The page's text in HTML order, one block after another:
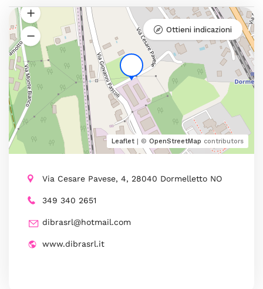
Leaflet | © OpenStreetMap contributors
Ottieni indicazioni
Via Cesare Pavese, 4, 28040 Dormelletto NO
349 340 2651
dibrasrl@hotmail.com
www.dibrasrl.it